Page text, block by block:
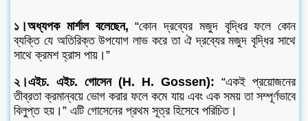
১।অধ্যপক মার্শাল বলেছেন, “কোন দ্রব্যের মজুদ বৃদ্ধির ফলে কোন
ব্যক্তি যে অতিরিক্ত উপযোগ লাভ করে তা ঐ দ্রব্যের মজুদ বৃদ্ধির সাথে
সাথে ক্রমশ হ্রাস পায়।”
২।এইচ. এইচ. গোসেন (H. H. Gossen): “একই প্রয়োজনের
তীব্রতা ক্রমান্বয়ে ভোগ করার ফলে কমে যায় এবং এক সময় তা সম্পূর্ণভাবে
বিলুপ্ত হয়।” এটি গোসেনের প্রথম সূত্র হিসেবে পরিচিত।